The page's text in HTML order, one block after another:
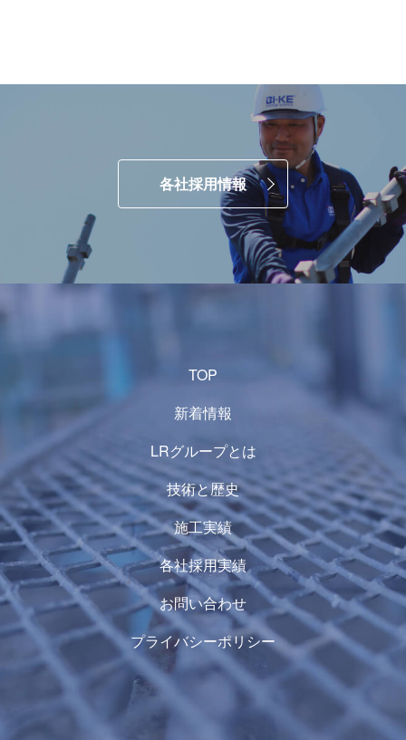
各社採用情報
TOP
新着情報
LRグループとは
技術と歴史
施工実績
各社採用実績
お問い合わせ
プライバシーポリシー